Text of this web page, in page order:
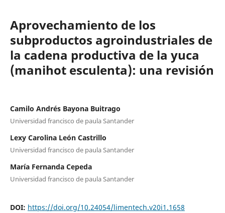
Aprovechamiento de los
subproductos agroindustriales de
la cadena productiva de la yuca
(manihot esculenta): una revisión
Camilo Andrés Bayona Buitrago
Universidad francisco de paula Santander
Lexy Carolina León Castrillo
Universidad francisco de paula Santander
María Fernanda Cepeda
Universidad francisco de paula Santander
DOI: https://doi.org/10.24054/limentech.v20i1.1658